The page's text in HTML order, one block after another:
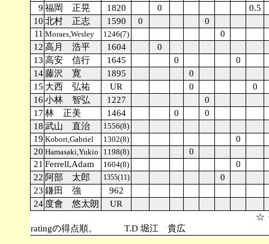
9 福岡 正晃 1820 0
0.5
10 北村 正志 1590 0
0
11 Moraes,Wesley 1246(7)
0
12 高月 浩平 1604
0
13 高安 信行 1645 0
0
14藤沢 寛 1895
0
15 大西 弘祐 UR 0
0
16 小林 智弘 1227
0
17 林 正美 1464 0
0
18 武山 直治 1556(8)
19 Kobori,Gabriel 1302(8)
0
20 Hamasaki,Yukio 1198(8)
0
21 Ferrell,Adam 1604(8)
0
22 阿部 太郎 1355(11)
0
23 鎌田 強
962
24 度會 悠太朗
UR
☆・・・地区代表。 同ポイント
ratingの得点順。 T.D 堀江 貴広